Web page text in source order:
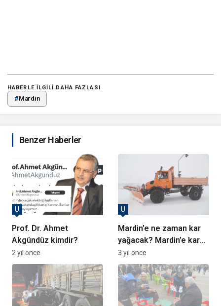
HABERLE ILGILI DAHA FAZLASI
#Mardin
Benzer Haberler
Prof. Dr. Ahmet
Akgündüz kimdir?
U
2 yıl önce
Mardin’e ne zaman kar
yağacak? Mardin’e kar
ne zaman gelecek?
U
3 yıl önce